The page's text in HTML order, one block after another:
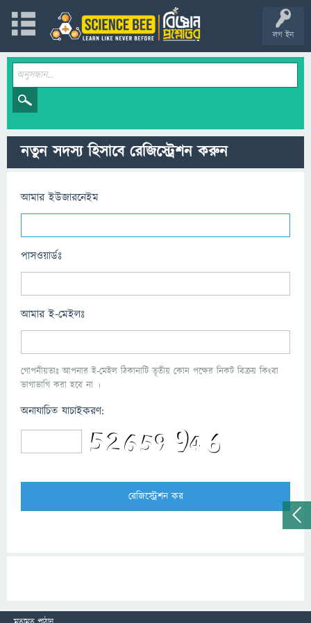
লগ ইন
নতুন সদস্য হিসাবে রেজিস্ট্রেশন করুন
আমার ইউজারনেইম
পাসওয়ার্ডঃ
আমার ই-মেইলঃ
গোপনীয়তাঃ আপনার ই-মেইল ঠিকানাটি তৃতীয় কোন পক্ষের নিকট বিক্রয় কিংবা
ভাগাভাগি করা হবে না ।
অনাযাচিত যাচাইকরণ: